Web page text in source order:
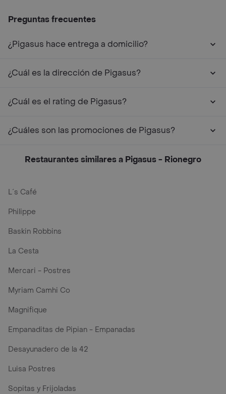
Preguntas frecuentes
¿Pigasus hace entrega a domicilio?
¿Cuál es la dirección de Pigasus?
¿Cuál es el rating de Pigasus?
¿Cuáles son las promociones de Pigasus?
Restaurantes similares a Pigasus - Rionegro
L´s Café
Philippe
Baskin Robbins
La Cesta
Mercari - Postres
Myriam Camhi Co
Magnifique
Empanaditas de Pipian - Empanadas
Desayunadero de la 42
Luisa Postres
Sopitas y Frijoladas